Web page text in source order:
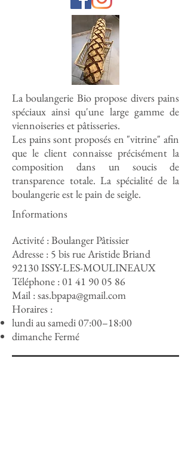
La boulangerie Bio propose divers pains
spéciaux ainsi qu'une large gamme de
viennoiseries et pâtisseries.
Les pains sont proposés en "vitrine" afin
que le client connaisse précisément la
composition dans un soucis de
transparence totale. La spécialité de la
boulangerie est le pain de seigle.
Informations
Activité : Boulanger Pâtissier
Adresse : 5 bis rue Aristide Briand
92130 ISSY-LES-MOULINEAUX
Téléphone :01 41 90 05 86
Mail :sas.bpapa@gmail.com
Horaires :
lundi au samedi 07:00–18:00
dimanche Fermé